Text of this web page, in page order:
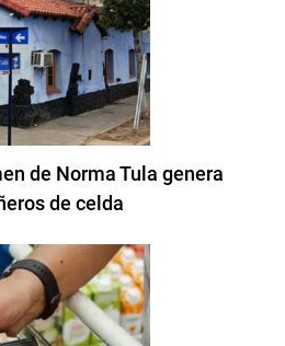
de Norma Tula genera
de celda